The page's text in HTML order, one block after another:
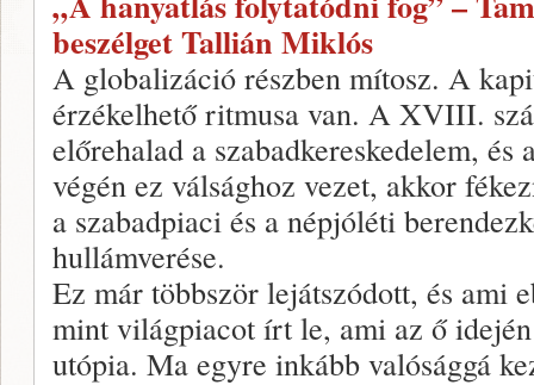
beszélget Tallián Miklós
A globalizáció részben mítosz. A
érzékelhető ritmusa van. A XVIII.
előrehalad a szabadkereskedelem,
végén ez válsághoz vezet, akkor
a szabadpiaci és a népjóléti
hullámverése.
Ez már többször lejátszódott, és ami
mint világpiacot írt le, ami az ő
utópia. Ma egyre inkább valósággá